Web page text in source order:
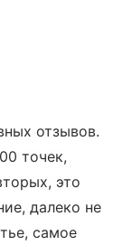
отзывов.
точек,
это
далеко не
самое